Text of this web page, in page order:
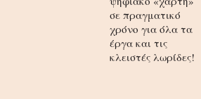
σε πραγματικό
χρόνο για όλα τα
έργα και τις
κλειστές λωρίδες!